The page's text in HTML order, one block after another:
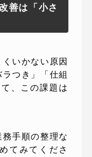
善は「小さ
いかない原因
つき」「仕組
、この課題は
手順の整理な
てみてくださ